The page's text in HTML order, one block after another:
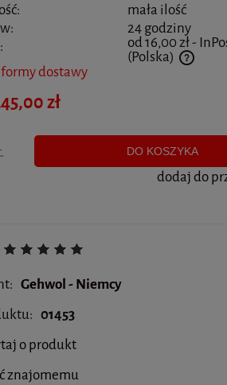
mała ilość
24 godziny
od 16,00 zł-
(Polska)
zawiera ewentualnych kosztów płatności
dostawy
zł
DO KOSZYKA
dodaj do
Gehwol - Niemcy
01453
o produkt
znajomemu